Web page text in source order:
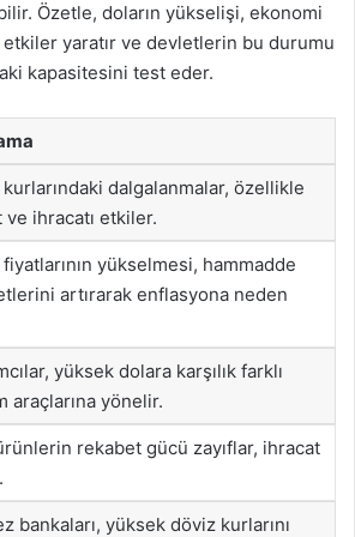
Özetle, doların yükselişi, ekonomi
yaratır ve devletlerin bu durumu
kapasitesini test eder.
dalgalanmalar, özellikle
ve ihracatı etkiler.
yükselmesi, hammadde
artırarak enflasyona neden
yüksek dolara karşılık farklı
araçlarına yönelir.
rekabet gücü zayıflar, ihracat
bankaları, yüksek döviz kurlarını